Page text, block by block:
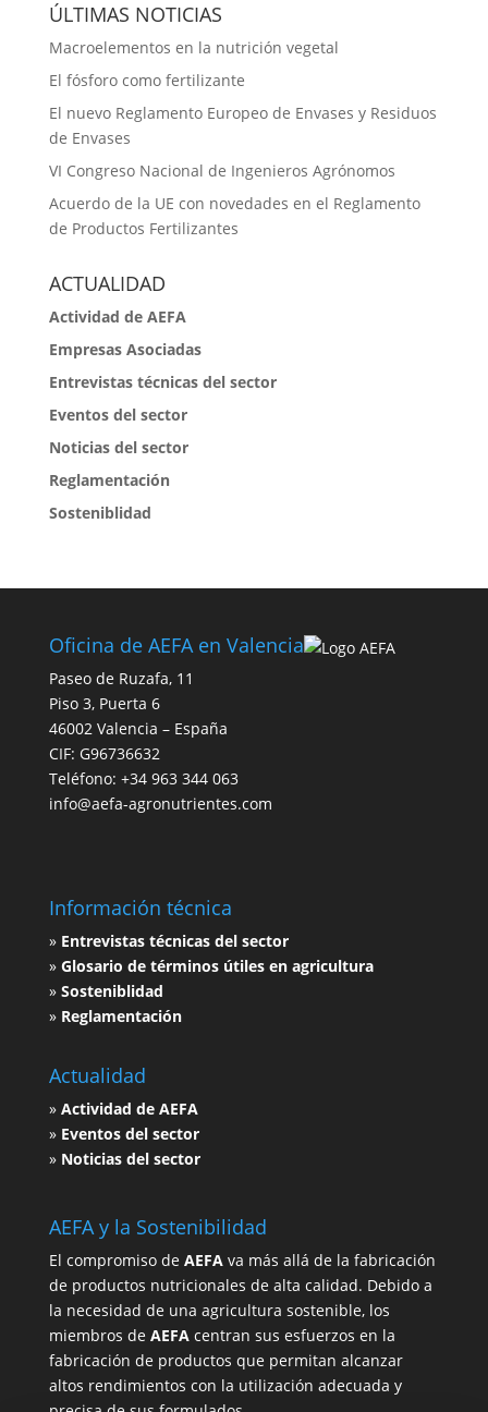
ÚLTIMAS NOTICIAS
Macroelementos en la nutrición vegetal
El fósforo como fertilizante
El nuevo Reglamento Europeo de Envases y Residuos
de Envases
VI Congreso Nacional de Ingenieros Agrónomos
Acuerdo de la UE con novedades en el Reglamento
de Productos Fertilizantes
ACTUALIDAD
Actividad de AEFA
Empresas Asociadas
Entrevistas técnicas del sector
Eventos del sector
Noticias del sector
Reglamentación
Sosteniblidad
Oficina de AEFA en Valencia
Paseo de Ruzafa, 11
Piso 3, Puerta 6
46002 Valencia – España
CIF: G96736632
Teléfono: +34 963 344 063
info@aefa-agronutrientes.com
Información técnica
» Entrevistas técnicas del sector
» Glosario de términos útiles en agricultura
» Sosteniblidad
» Reglamentación
Actualidad
» Actividad de AEFA
» Eventos del sector
» Noticias del sector
AEFA y la Sostenibilidad
El compromiso de AEFAva más allá de la fabricación
de productos nutricionales de alta calidad. Debido a
la necesidad de una agricultura sostenible, los
miembros de AEFAcentran sus esfuerzos en la
fabricación de productos que permitan alcanzar
altos rendimientos con la utilización adecuada y